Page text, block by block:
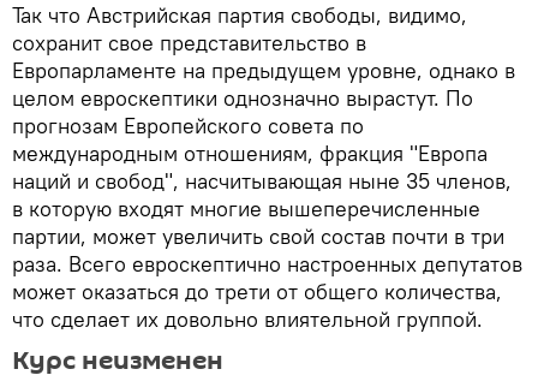
Так что Австрийская партия свободы, видимо,
сохранит свое представительство в
Европарламенте на предыдущем уровне, однако в
целом евроскептики однозначно вырастут. По
прогнозам Европейского совета по
международным отношениям, фракция "Европа
наций и свобод", насчитывающая ныне 35 членов,
в которую входят многие вышеперечисленные
партии, может увеличить свой состав почти в три
раза. Всего евроскептично настроенных депутатов
может оказаться до трети от общего количества,
что сделает их довольно влиятельной группой.
Курс неизменен